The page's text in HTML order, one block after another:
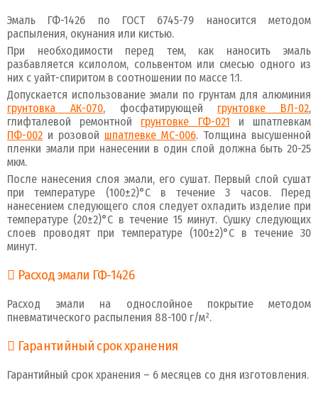
Эмаль ГФ-1426 по ГОСТ 6745-79 наносится методом
распыления, окунания или кистью.
При необходимости перед тем, как наносить эмаль
разбавляется ксилолом, сольвентом или смесью одного из
них с уайт-спиритом в соотношении по массе 1:1.
Допускается использование эмали по грунтам для алюминия
грунтовка АК-070, фосфатирующей грунтовке ВЛ-02,
глифталевой ремонтной грунтовке ГФ-021 и шпатлевкам
ПФ-002 и розовой шпатлевке МС-006. Толщина высушенной
пленки эмали при нанесении в один слой должна быть 20-25
мкм.
После нанесения слоя эмали, его сушат. Первый слой сушат
при температуре (100±2)°С в течение 3 часов. Перед
нанесением следующего слоя следует охладить изделие при
температуре (20±2)°С в течение 15 минут. Сушку следующих
слоев проводят при температуре (100±2)°С в течение 30
минут.
Расход эмали ГФ-1426
Расход эмали на однослойное покрытие методом
пневматического распыления 88-100 г/м².
Гарантийный срок хранения
Гарантийный срок хранения – 6 месяцев со дня изготовления.